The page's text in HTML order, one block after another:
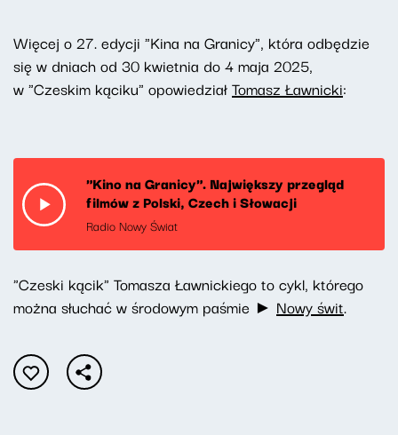
Więcej o 27. edycji "Kina na Granicy", która odbędzie
się w dniach od 30 kwietnia do 4 maja 2025,
w "Czeskim kąciku" opowiedziałTomasz Ławnicki:
"Kino na Granicy". Największy przegląd
filmów z Polski, Czech i Słowacji
Radio Nowy Świat
"Czeski kącik" Tomasza Ławnickiego to cykl, którego
można słuchać w środowym paśmie ► Nowy świt.